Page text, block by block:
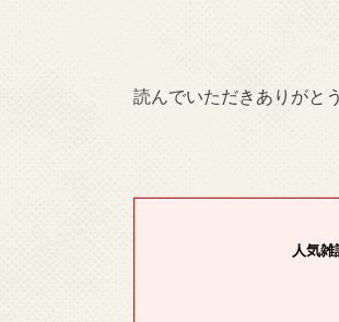
読んでいただきありがと
人気雑